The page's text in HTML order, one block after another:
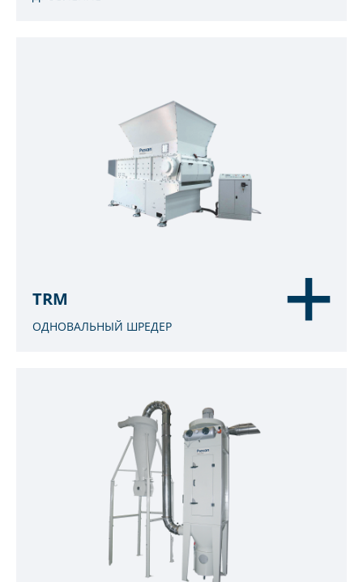
TRM
ОДНОВАЛЬНЫЙ ШРЕДЕР